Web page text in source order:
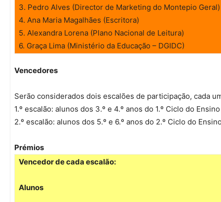
3. Pedro Alves (Director de Marketing do Montepio Geral)
4. Ana Maria Magalhães (Escritora)
5. Alexandra Lorena (Plano Nacional de Leitura)
6. Graça Lima (Ministério da Educação – DGIDC)
Vencedores
Serão considerados dois escalões de participação, cada
1.º escalão: alunos dos 3.º e 4.º anos do 1.º Ciclo do
2.º escalão: alunos dos 5.º e 6.º anos do 2.º Ciclo do
Prémios
Vencedor de cada escalão:
Alunos